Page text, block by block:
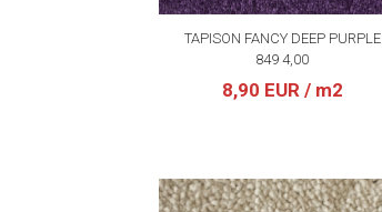
TAPISON FANCY DEEP PURPLE
849 4,00
8,90 EUR / m2